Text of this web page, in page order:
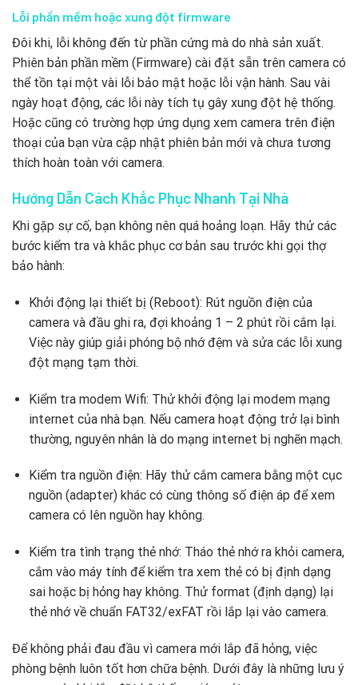
Lỗi phần mềm hoặc xung đột firmware
Đôi khi, lỗi không đến từ phần cứng mà do nhà sản xuất.
Phiên bản phần mềm (Firmware) cài đặt sẵn trên camera có
thể tồn tại một vài lỗi bảo mật hoặc lỗi vận hành. Sau vài
ngày hoạt động, các lỗi này tích tụ gây xung đột hệ thống.
Hoặc cũng có trường hợp ứng dụng xem camera trên điện
thoại của bạn vừa cập nhật phiên bản mới và chưa tương
thích hoàn toàn với camera.
Hướng Dẫn Cách Khắc Phục Nhanh Tại Nhà
Khi gặp sự cố, bạn không nên quá hoảng loạn. Hãy thử các
bước kiểm tra và khắc phục cơ bản sau trước khi gọi thợ
bảo hành:
Khởi động lại thiết bị (Reboot): Rút nguồn điện của
camera và đầu ghi ra, đợi khoảng 1 – 2 phút rồi cắm lại.
Việc này giúp giải phóng bộ nhớ đệm và sửa các lỗi xung
đột mạng tạm thời.
Kiểm tra modem Wifi: Thử khởi động lại modem mạng
internet của nhà bạn. Nếu camera hoạt động trở lại bình
thường, nguyên nhân là do mạng internet bị nghẽn mạch.
Kiểm tra nguồn điện: Hãy thử cắm camera bằng một cục
nguồn (adapter) khác có cùng thông số điện áp để xem
camera có lên nguồn hay không.
Kiểm tra tình trạng thẻ nhớ: Tháo thẻ nhớ ra khỏi camera,
cắm vào máy tính để kiểm tra xem thẻ có bị định dạng
sai hoặc bị hỏng hay không. Thử format (định dạng) lại
thẻ nhớ về chuẩn FAT32/exFAT rồi lắp lại vào camera.
Để không phải đau đầu vì camera mới lắp đã hỏng, việc
phòng bệnh luôn tốt hơn chữa bệnh. Dưới đây là những lưu ý